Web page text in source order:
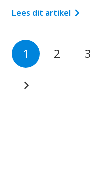
Lees dit artikel
1 2 3